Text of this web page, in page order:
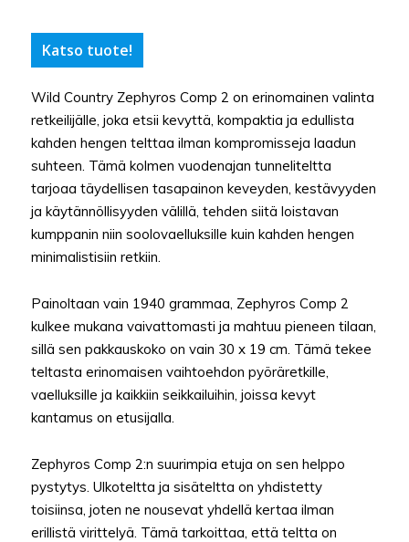
Katso tuote!
Wild Country Zephyros Comp 2 on erinomainen valinta
retkeilijälle, joka etsii kevyttä, kompaktia ja edullista
kahden hengen telttaa ilman kompromisseja laadun
suhteen. Tämä kolmen vuodenajan tunneliteltta
tarjoaa täydellisen tasapainon keveyden, kestävyyden
ja käytännöllisyyden välillä, tehden siitä loistavan
kumppanin niin soolovaelluksille kuin kahden hengen
minimalistisiin retkiin.
Painoltaan vain 1940 grammaa, Zephyros Comp 2
kulkee mukana vaivattomasti ja mahtuu pieneen tilaan,
sillä sen pakkauskoko on vain 30 x 19 cm. Tämä tekee
teltasta erinomaisen vaihtoehdon pyöräretkille,
vaelluksille ja kaikkiin seikkailuihin, joissa kevyt
kantamus on etusijalla.
Zephyros Comp 2:n suurimpia etuja on sen helppo
pystytys. Ulkoteltta ja sisäteltta on yhdistetty
toisiinsa, joten ne nousevat yhdellä kertaa ilman
erillistä virittelyä. Tämä tarkoittaa, että teltta on